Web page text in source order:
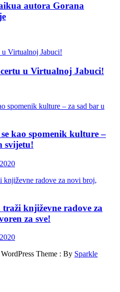
autora Gorana
u Virtualnoj Jabuci!
kao spomenik kulture –
svijetu!
književne radove za
za sve!
Theme : By Sparkle